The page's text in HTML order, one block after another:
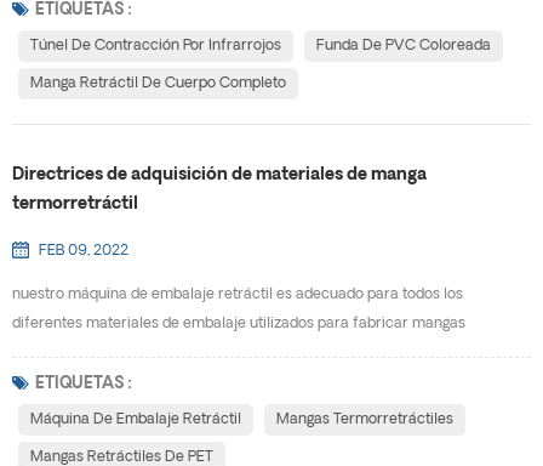
mientras protegen sus productos contra manipulaciones. opciones
disponibles para etiquetas y fundas Las fundas retráctiles ofrecen una
ETIQUETAS :
Túnel De Contracción Por Infrarrojos Funda De PVC Coloreada
Manga Retráctil De Cuerpo Completo
Directrices de adquisición de materiales de manga
termorretráctil
FEB 09, 2022
nuestro máquina de embalaje retráctil es adecuado para todos los
diferentes materiales de embalaje utilizados para fabricar mangas
previsto determinarán qué materiales funcionarán mejor para su proyecto
en particular. los materiales disponibles incluyen: mascota (G) , PVC, OPS y
ETIQUETAS :
Máquina De Embalaje Retráctil Mangas Termorretráctiles
Mangas Retráctiles De PET